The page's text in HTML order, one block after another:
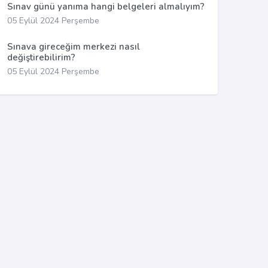
Sınav günü yanıma hangi belgeleri almalıyım?
05 Eylül 2024 Perşembe
Sınava gireceğim merkezi nasıl
değiştirebilirim?
05 Eylül 2024 Perşembe